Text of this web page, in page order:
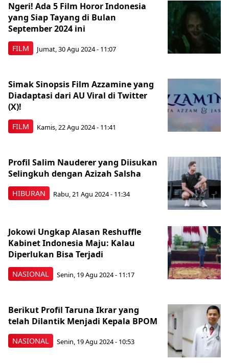
FILM
Ngeri! Ada 5 Film Horor Indonesia
yang Siap Tayang di Bulan
September 2024 ini
Jumat, 30 Agu 2024 - 11:07
FILM
Simak Sinopsis Film Azzamine yang
Diadaptasi dari AU Viral di Twitter
(X)!
Kamis, 22 Agu 2024 - 11:41
HIBURAN
Profil Salim Nauderer yang Diisukan
Selingkuh dengan Azizah Salsha
Rabu, 21 Agu 2024 - 11:34
NASIONAL
Jokowi Ungkap Alasan Reshuffle
Kabinet Indonesia Maju: Kalau
Diperlukan Bisa Terjadi
Senin, 19 Agu 2024 - 11:17
NASIONAL
Berikut Profil Taruna Ikrar yang
telah Dilantik Menjadi Kepala BPOM
Senin, 19 Agu 2024 - 10:53